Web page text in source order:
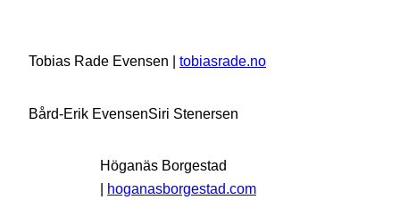
Tobias Rade Evensen | tobiasrade.no
Bård-Erik EvensenSiri Stenersen
Höganäs Borgestad
| hoganasborgestad.com